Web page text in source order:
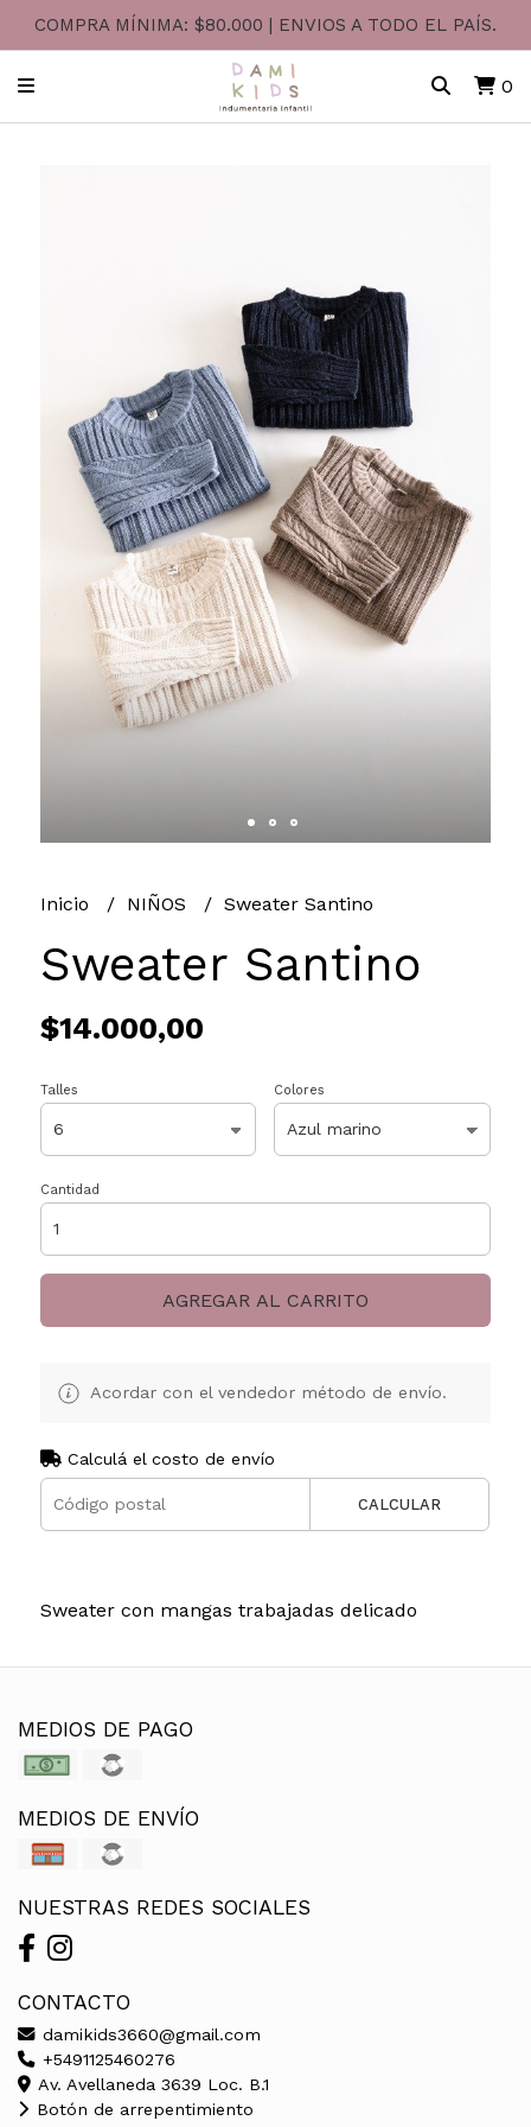
COMPRA MÍNIMA: $80.000 | ENVIOS A TODO EL PAÍS.
0
Inicio NIÑOS Sweater Santino
Sweater Santino
$14.000,00
Talles Colores
Cantidad
AGREGAR AL CARRITO
Acordar con el vendedor método de envío.
Calculá el costo de envío
CALCULAR
Sweater con mangas trabajadas delicado
MEDIOS DE PAGO
MEDIOS DE ENVÍO
NUESTRAS REDES SOCIALES
CONTACTO
damikids3660@gmail.com
+5491125460276
Av. Avellaneda 3639 Loc. B.1
Botón de arrepentimiento